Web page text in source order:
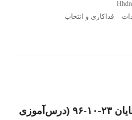
– فداکاری و انتخاب
مجلس صبح شنبه آقایان ۲۳-۱۰-۹۶ (درس‌آموزی